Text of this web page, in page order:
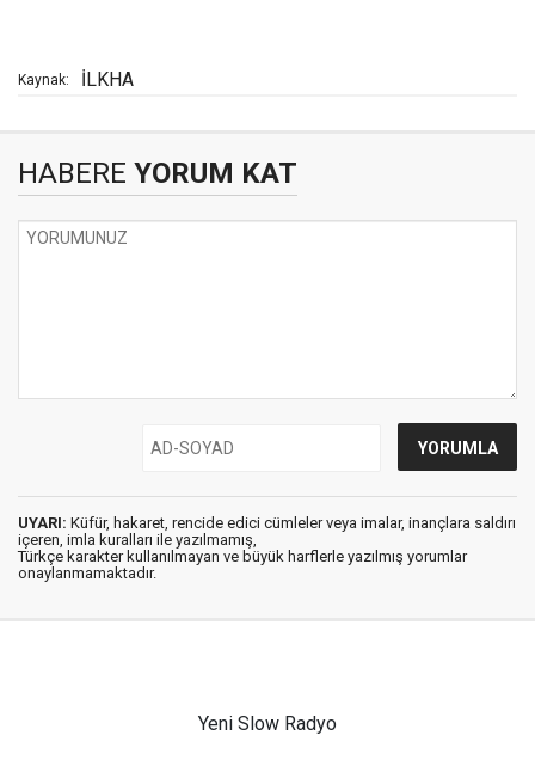
Kaynak: İLKHA
HABERE YORUM KAT
UYARI: Küfür, hakaret, rencide edici cümleler veya imalar, inançlara saldırı
içeren, imla kuralları ile yazılmamış,
Türkçe karakter kullanılmayan ve büyük harflerle yazılmış yorumlar
onaylanmamaktadır.
Yeni Slow Radyo